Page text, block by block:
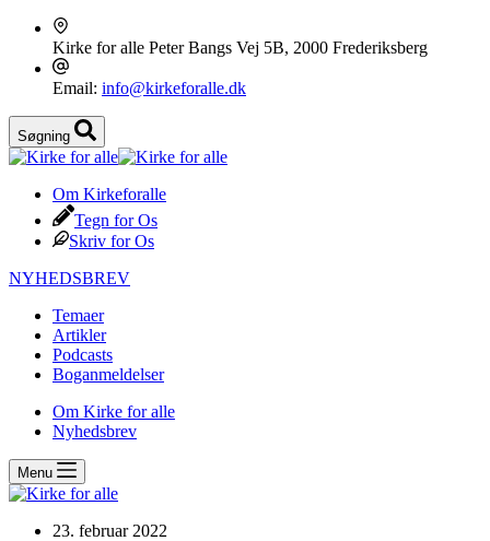
Kirke for alle Peter Bangs Vej 5B, 2000 Frederiksberg
Email: info@kirkeforalle.dk
Søgning
Om Kirkeforalle
Tegn for Os
Skriv for Os
NYHEDSBREV
Temaer
Artikler
Podcasts
Boganmeldelser
Om Kirke for alle
Nyhedsbrev
Menu
23. februar 2022